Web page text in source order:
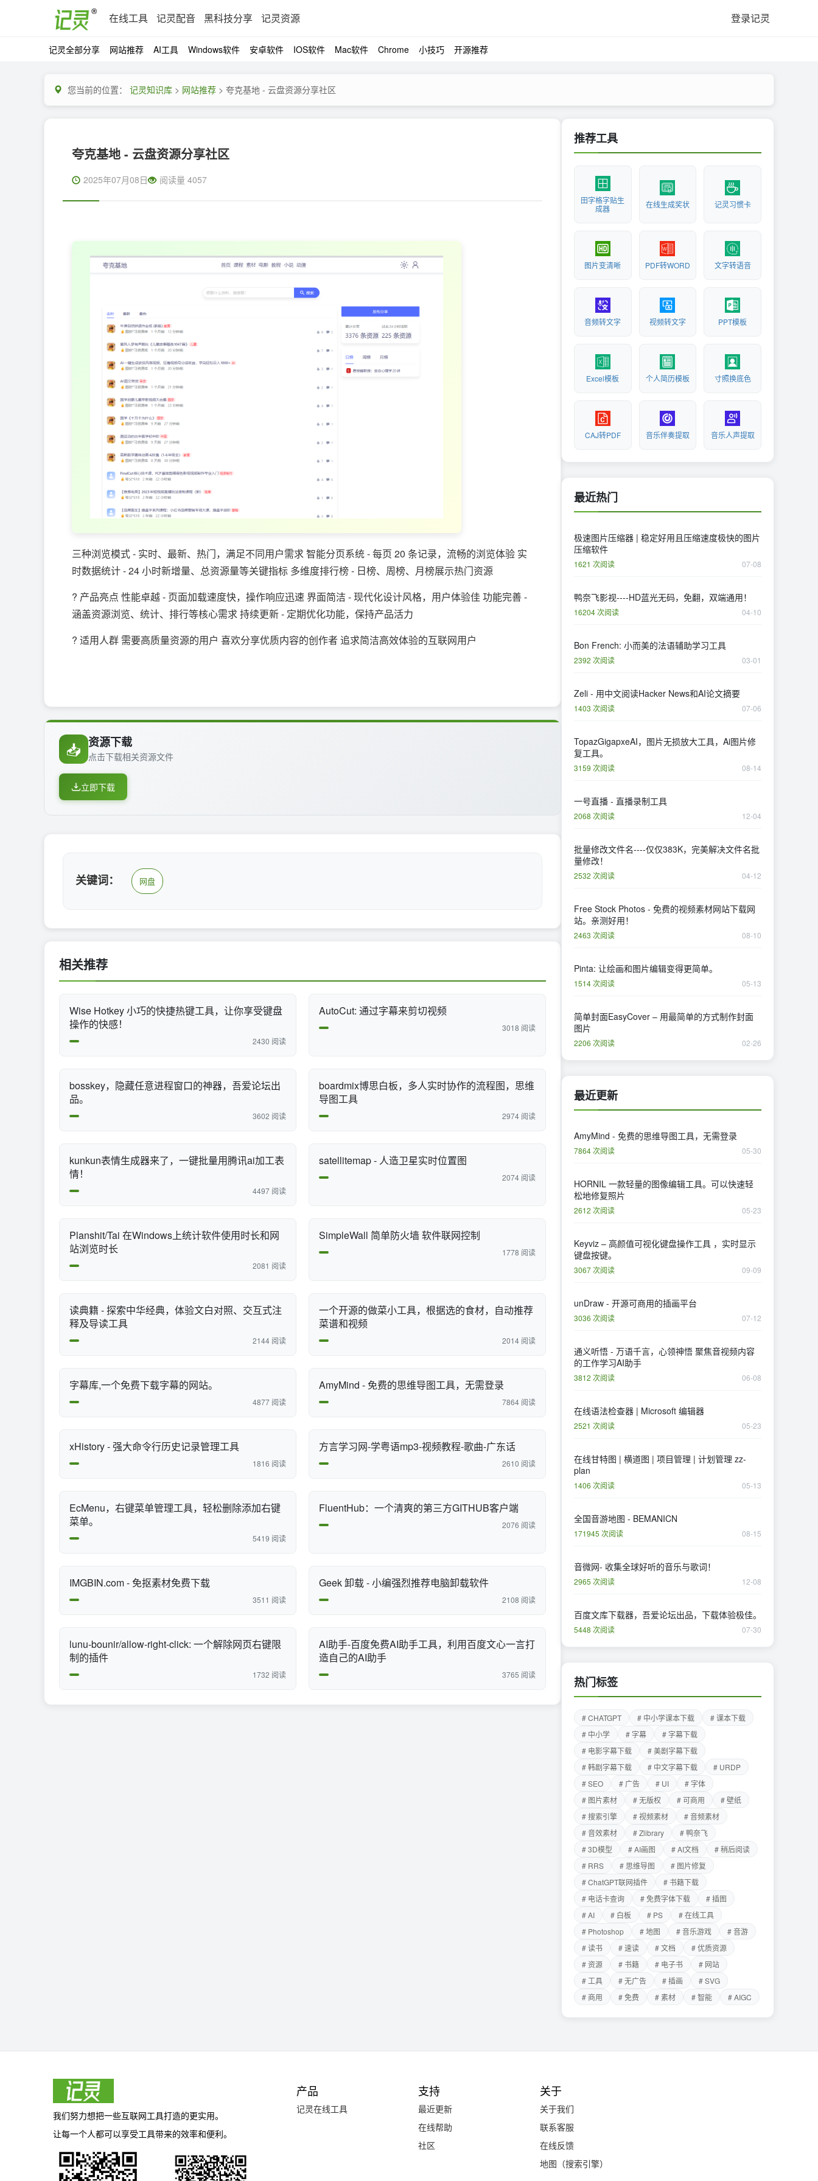
在线工具 记灵配音 黑科技分享 记灵资源 登录记灵
记灵全部分享 网站推荐 AI工具 Windows软件 安卓软件 IOS软件 Mac软件 Chrome 小技巧 开源推荐
您当前的位置： 记灵知识库 > 网站推荐 > 夸克基地 - 云盘资源分享社区
夸克基地 - 云盘资源分享社区
2025年07月08日 阅读量 4057
三种浏览模式 - 实时、最新、热门，满足不同用户需求 智能分页系统 - 每页 20 条记录，流畅的浏览体验 实
时数据统计 - 24 小时新增量、总资源量等关键指标 多维度排行榜 - 日榜、周榜、月榜展示热门资源
? 产品亮点 性能卓越 - 页面加载速度快，操作响应迅速 界面简洁 - 现代化设计风格，用户体验佳 功能完善 -
涵盖资源浏览、统计、排行等核心需求 持续更新 - 定期优化功能，保持产品活力
? 适用人群 需要高质量资源的用户 喜欢分享优质内容的创作者 追求简洁高效体验的互联网用户
📥 资源下载
点击下载相关资源文件
立即下载
关键词： 网盘
相关推荐
Wise Hotkey 小巧的快捷热键工具，让你享受键盘
操作的快感！
2430 阅读
AutoCut: 通过字幕来剪切视频
3018 阅读
bosskey，隐藏任意进程窗口的神器，吾爱论坛出
品。
3602 阅读
boardmix博思白板，多人实时协作的流程图，思维
导图工具
2974 阅读
kunkun表情生成器来了，一键批量用腾讯ai加工表
情！
4497 阅读
satellitemap - 人造卫星实时位置图
2074 阅读
Planshit/Tai 在Windows上统计软件使用时长和网
站浏览时长
2081 阅读
SimpleWall 简单防火墙 软件联网控制
1778 阅读
读典籍 - 探索中华经典，体验文白对照、交互式注
释及导读工具
2144 阅读
一个开源的做菜小工具，根据选的食材，自动推荐
菜谱和视频
2014 阅读
字幕库,一个免费下载字幕的网站。
4877 阅读
AmyMind - 免费的思维导图工具，无需登录
7864 阅读
xHistory - 强大命令行历史记录管理工具
1816 阅读
方言学习网-学粤语mp3-视频教程-歌曲-广东话
2610 阅读
EcMenu，右键菜单管理工具，轻松删除添加右键
菜单。
5419 阅读
FluentHub：一个清爽的第三方GITHUB客户端
2076 阅读
IMGBIN.com - 免抠素材免费下载
3511 阅读
Geek 卸载 - 小编强烈推荐电脑卸载软件
2108 阅读
lunu-bounir/allow-right-click: 一个解除网页右键限
制的插件
1732 阅读
AI助手-百度免费AI助手工具，利用百度文心一言打
造自己的AI助手
3765 阅读
推荐工具
田字格字贴生
成器
在线生成奖状 记灵习惯卡
图片变清晰 PDF转WORD 文字转语音
音频转文字 视频转文字 PPT模板
Excel模板 个人简历模板 寸照换底色
CAJ转PDF 音乐伴奏提取 音乐人声提取
最近热门
极速图片压缩器 | 稳定好用且压缩速度极快的图片
压缩软件
1621 次阅读 07-08
鸭奈飞影视----HD蓝光无码，免翻，双端通用！
16204 次阅读 04-10
Bon French: 小而美的法语辅助学习工具
2392 次阅读 03-01
Zeli - 用中文阅读Hacker News和AI论文摘要
1403 次阅读 07-06
TopazGigapxeAI，图片无损放大工具，Ai图片修
复工具。
3159 次阅读 08-14
一号直播 - 直播录制工具
2068 次阅读 12-04
批量修改文件名----仅仅383K，完美解决文件名批
量修改！
2532 次阅读 04-12
Free Stock Photos - 免费的视频素材网站下载网
站。亲测好用！
2463 次阅读 08-10
Pinta: 让绘画和图片编辑变得更简单。
1514 次阅读 05-13
简单封面EasyCover – 用最简单的方式制作封面
图片
2206 次阅读 02-26
最近更新
AmyMind - 免费的思维导图工具，无需登录
7864 次阅读 05-30
HORNIL 一款轻量的图像编辑工具。可以快速轻
松地修复照片
2612 次阅读 05-23
Keyviz – 高颜值可视化键盘操作工具 ，实时显示
键盘按键。
3067 次阅读 09-09
unDraw - 开源可商用的插画平台
3036 次阅读 07-12
通义听悟 - 万语千言，心领神悟 聚焦音视频内容
的工作学习AI助手
3812 次阅读 06-08
在线语法检查器 | Microsoft 编辑器
2521 次阅读 05-23
在线甘特图 | 横道图 | 项目管理 | 计划管理 zz-
plan
1406 次阅读 05-13
全国音游地图 - BEMANICN
171945 次阅读 08-15
音微网- 收集全球好听的音乐与歌词！
2965 次阅读 12-08
百度文库下载器，吾爱论坛出品，下载体验极佳。
5448 次阅读 07-30
热门标签
# CHATGPT # 中小学课本下载
# 课本下载
# 中小学
# 字幕
# 字幕下载
# 电影字幕下载
# 美剧字幕下载
# 韩剧字幕下载
# 中文字幕下载
# URDP
# SEO
# 广告 # UI
# 字体
# 图片素材
# 无版权 # 可商用
# 壁纸
# 搜索引擎
# 视频素材
# 音频素材
# 音效素材
# Zlibrary
# 鸭奈飞
# 3D模型
# AI画图 # AI文档
# 稍后阅读
# RRS
# 思维导图
# 图片修复
# ChatGPT联网插件
# 书籍下载
# 电话卡查询
# 免费字体下载
# 插图
# AI
# 白板 # PS
# 在线工具
# Photoshop
# 地图 # 音乐游戏
# 音游
# 读书
# 速读 # 文档
# 优质资源
# 资源
# 书籍 # 电子书
# 网站
# 工具
# 无广告 # 插画
# SVG
# 商用
# 免费 # 素材 # 智能 # AIGC
我们努力想把一些互联网工具打造的更实用。
让每一个人都可以享受工具带来的效率和便利。
产品
记灵在线工具
支持
最近更新
在线帮助
社区
关于
关于我们
联系客服
在线反馈
地图（搜索引擎）